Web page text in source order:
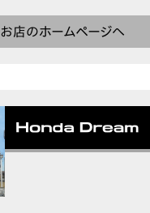
お店のホームページへ